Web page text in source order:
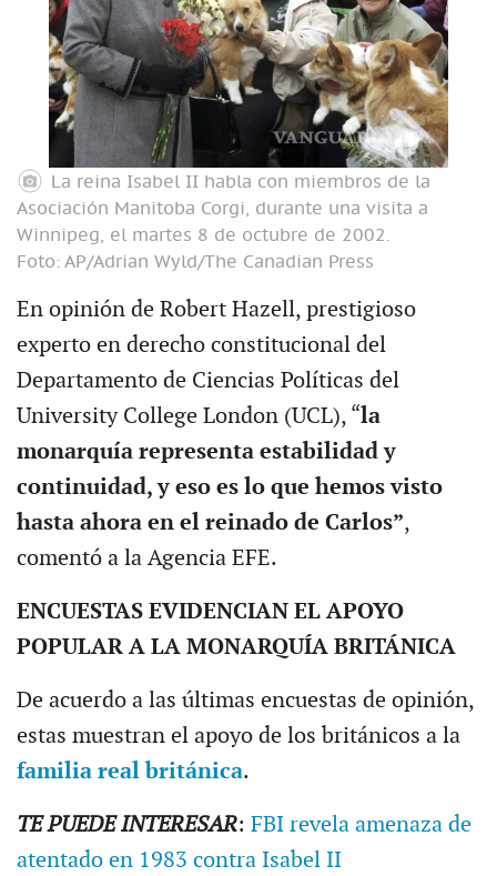
La reina Isabel II habla con miembros de la
Asociación Manitoba Corgi, durante una visita a
Winnipeg, el martes 8 de octubre de 2002.
Foto: AP/Adrian Wyld/The Canadian Press
En opinión de Robert Hazell, prestigioso
experto en derecho constitucional del
Departamento de Ciencias Políticas del
University College London (UCL), “la
monarquía representa estabilidad y
continuidad, y eso es lo que hemos visto
hasta ahora en el reinado de Carlos”,
comentó a la Agencia EFE.
ENCUESTAS EVIDENCIAN EL APOYO
POPULAR A LA MONARQUÍA BRITÁNICA
De acuerdo a las últimas encuestas de opinión,
estas muestran el apoyo de los británicos a la
familia real británica.
TE PUEDE INTERESAR: FBI revela amenaza de
atentado en 1983 contra Isabel II